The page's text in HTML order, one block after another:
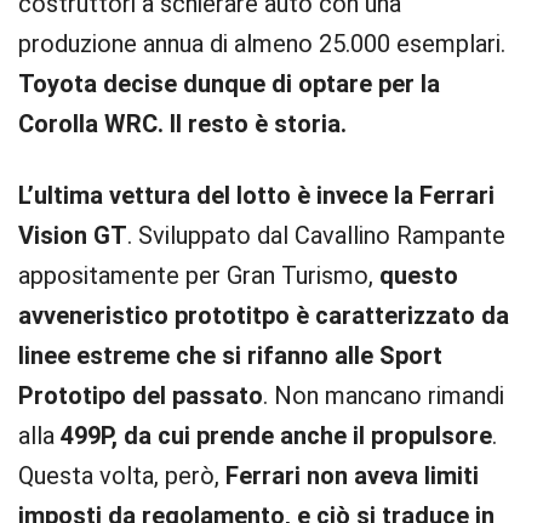
produzione annua di almeno 25.000 esemplari.
Toyota decise dunque di optare per la
Corolla WRC. Il resto è storia.
L’ultima vettura del lotto è invece la Ferrari
Vision GT. Sviluppato dal Cavallino Rampante
appositamente per Gran Turismo, questo
avveneristico prototitpo è caratterizzato da
linee estreme che si rifanno alle Sport
Prototipo del passato. Non mancano rimandi
alla 499P, da cui prende anche il propulsore.
Questa volta, però, Ferrari non aveva limiti
imposti da regolamento, e ciò si traduce in